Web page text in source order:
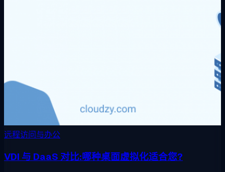
远程访问与办公
VDI 与 DaaS 对比:哪种桌面虚拟化适合您?